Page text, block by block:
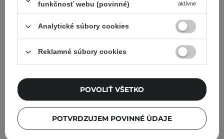
V AKCII
Medicube - Deep Vita A Retinol Serum - Spevňujúce
sérum s retinolom - 30ml
funkčnosť webu (povinné)
aktívne
Analytické súbory cookies
Reklamné súbory cookies
POTVRDZUJEM POVINNÉ ÚDAJE
POVOLIŤ VŠETKO